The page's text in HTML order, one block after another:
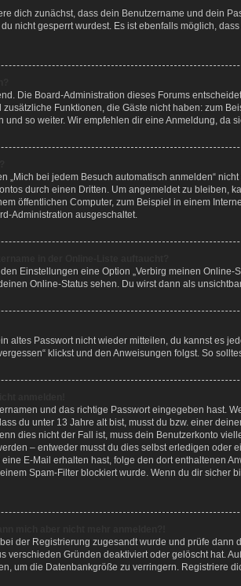
dich zunächst, dass dein Benutzername und dein
nicht gesperrt wurdest. Es ist ebenfalls möglich,
Die Board-Administration dieses Forums
Funktionen, die Gäste nicht haben: zum
und so weiter. Wir empfehlen dir eine Anmeldung, da
„Mich bei jedem Besuch automatisch anmelden“
durch einen Dritten. Um angemeldet zu bleiben,
öffentlichen Computer, zum Beispiel in einem
Administration ausgeschaltet.
Einstellungen eine Option „Verbirg meinen Online-
Online-Status sehen. Du wirst dann als
altes Passwort nicht wieder mitteilen, du kannst es
klickst und den Anweisungen folgst. So
und das richtige Passwort eingegeben hast.
du unter 13 Jahre alt bist, musst du bzw. einer
dies nicht der Fall ist, muss dein Benutzerkonto
– entweder musst du dies selbst erledigen oder
E-Mail erhalten hast, folge den dort enthaltenen
Spam-Filter blockiert wurde. Wenn du dir sicher
der Registrierung zugesandt wurde und prüfe
verschieden Gründen deaktiviert oder gelöscht hat.
um die Datenbankgröße zu verringern. Registriere